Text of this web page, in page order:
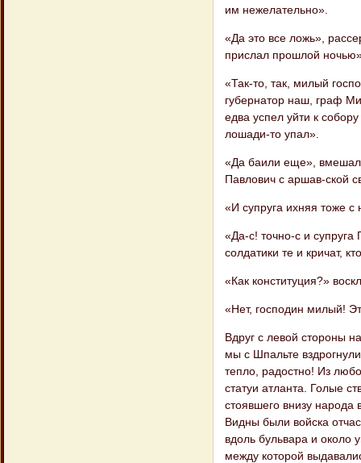
им нежелательно».
«Да это все ложь»,
прислал прошлой
«Так-то, так, милый
губернатор наш, граф
едва успел уйти к
лошади-то упал».
«Да баили еще»,
Павлович с аршав-ской
«И супруга ихняя тоже
«Да-с! точно-с и
солдатики те и кричат,
«Как конституция?»
«Нет, господин милый!
Вдруг с левой стороны
мы с Шпальте
тепло, радостно! Из
статуи атланта. Голые
стоявшего внизу народа
Видны были войска
вдоль бульвара и около
между которой